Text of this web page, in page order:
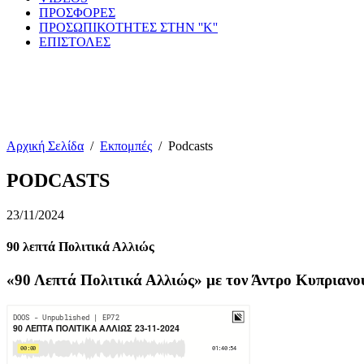
ΠΡΟΣΦΟΡΕΣ
ΠΡΟΣΩΠΙΚΟΤΗΤΕΣ ΣΤΗΝ ''Κ''
ΕΠΙΣΤΟΛΕΣ
Αρχική Σελίδα / Εκπομπές / Podcasts
PODCASTS
23/11/2024
90 λεπτά Πολιτικά Αλλιώς
«90 Λεπτά Πολιτικά Αλλιώς» με τον Άντρο